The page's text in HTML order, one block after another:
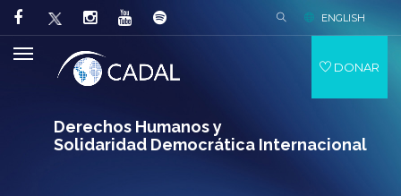
Derechos Humanos y
Solidaridad Democrática Internacional
ENGLISH
DONAR